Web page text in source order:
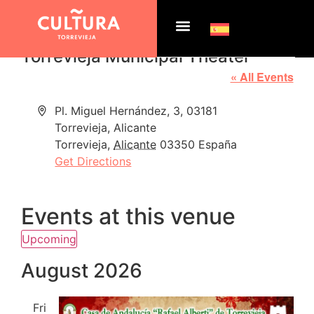
Torrevieja Municipal Theater
« All Events
Address
Pl. Miguel Hernández, 3, 03181
Torrevieja, Alicante
Torrevieja, Alicante 03350 España
Get Directions
Events at this venue
Upcoming
date.
August 2026
Fri